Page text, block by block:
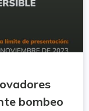
bombeo